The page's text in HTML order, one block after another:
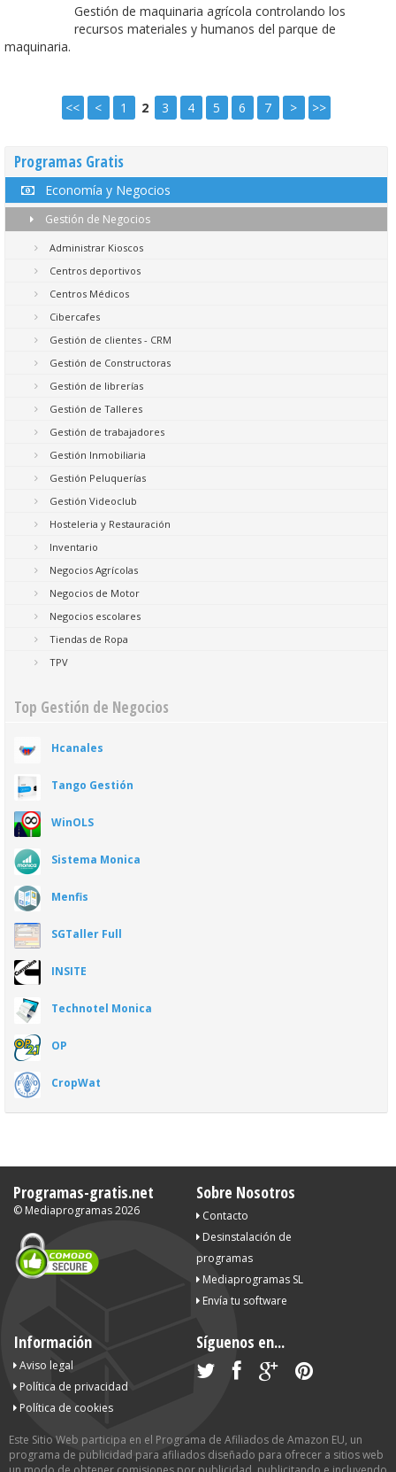
Gestión de maquinaria agrícola controlando los
recursos materiales y humanos del parque de
maquinaria.
<< < 1 2 3 4 5 6 7 > >>
Programas Gratis
Economía y Negocios
Gestión de Negocios
Administrar Kioscos
Centros deportivos
Centros Médicos
Cibercafes
Gestión de clientes - CRM
Gestión de Constructoras
Gestión de librerías
Gestión de Talleres
Gestión de trabajadores
Gestión Inmobiliaria
Gestión Peluquerías
Gestión Videoclub
Hosteleria y Restauración
Inventario
Negocios Agrícolas
Negocios de Motor
Negocios escolares
Tiendas de Ropa
TPV
Top Gestión de Negocios
Hcanales
Tango Gestión
WinOLS
Sistema Monica
Menfis
SGTaller Full
INSITE
Technotel Monica
OP
CropWat
Programas-gratis.net
© Mediaprogramas2026
Sobre Nosotros
Contacto
Desinstalación de
programas
Mediaprogramas SL
Envía tu software
Información
Aviso legal
Política de privacidad
Política de cookies
Síguenos en...
Este Sitio Web participa en el Programa de Afiliados de Amazon EU, un
programa de publicidad para afiliados diseñado para ofrecer a sitios web